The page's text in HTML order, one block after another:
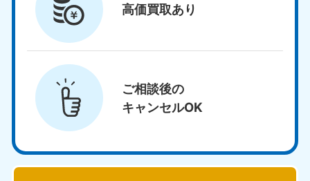
高価買取あり
ご相談後の
キャンセルOK